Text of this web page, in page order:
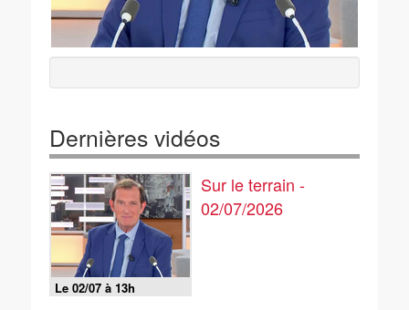
Dernières vidéos
Le 02/07 à 13h
Sur le terrain -
02/07/2026